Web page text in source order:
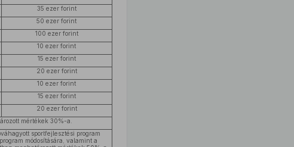
35 ezer forint
50 ezer forint
100 ezer forint
10 ezer forint
15 ezer forint
20 ezer forint
10 ezer forint
15 ezer forint
20 ezer forint
mértékek 30%-a.
sportfejlesztési program
módosítására, valamint a